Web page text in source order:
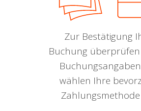
Zur Bestätigung
Buchung überprüfen
wählen Ihre
Zahlungsmethode